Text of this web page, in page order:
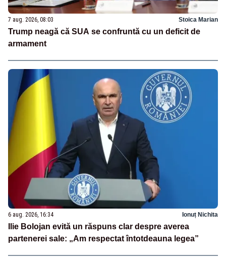
7 aug. 2026, 08:03 Stoica Marian
Trump neagă că SUA se confruntă cu un deficit de
armament
6 aug. 2026, 16:34 Ionuț Nichita
Ilie Bolojan evită un răspuns clar despre averea
partenerei sale: „Am respectat întotdeauna legea”